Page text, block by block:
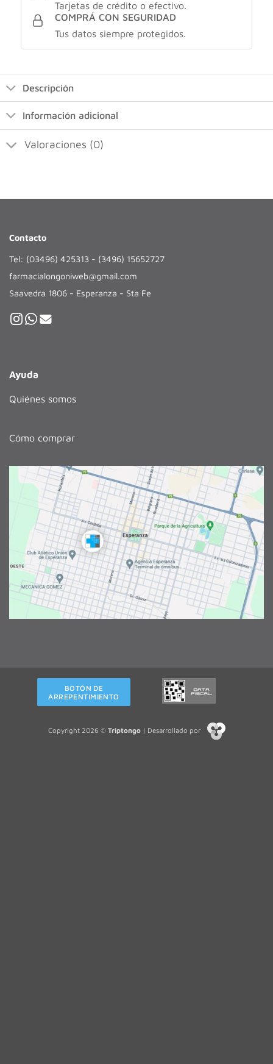
Tarjetas de crédito o efectivo.
COMPRÁ CON SEGURIDAD
Tus datos siempre protegidos.
Descripción
Información adicional
Valoraciones (0)
Contacto
Tel: (03496) 425313 - (3496) 15652727
farmacialongoniweb@gmail.com
Saavedra 1806 - Esperanza - Sta Fe
Ayuda
Quiénes somos
Cómo comprar
BOTÓN DE
ARREPENTIMIENTO
Copyright 2026 © Triptongo| Desarrollado por